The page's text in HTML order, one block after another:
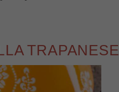
TRAPANESE